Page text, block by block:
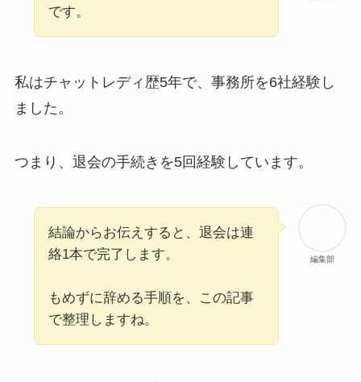
です。
私はチャットレディ歴5年で、事務所を6社経験し
ました。
つまり、退会の手続きを5回経験しています。
編集部
結論からお伝えすると、退会は連
絡1本で完了します。
もめずに辞める手順を、この記事
で整理しますね。